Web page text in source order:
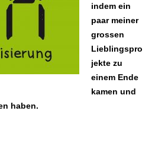
indem ein
paar meiner
grossen
Lieblingspro
jekte zu
einem Ende
kamen und
haben.